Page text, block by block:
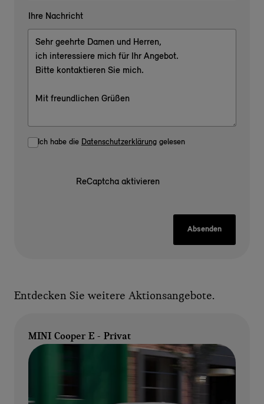
Ihre Nachricht
Ich habe die Datenschutzerklärung gelesen
ReCaptcha aktivieren
Absenden
Entdecken Sie weitere Aktionsangebote.
MINI Cooper E - Privat